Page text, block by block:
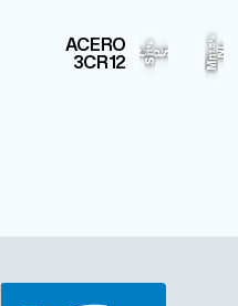
ACERO
3CR12 C
Si
1%P
S
Mn
1.5%Ni